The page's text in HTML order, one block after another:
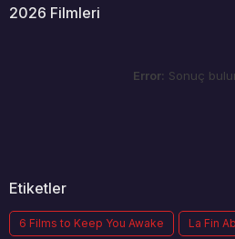
2026 Filmleri
Error: Sonuç
Etiketler
6 Films to Keep You Awake La Fin